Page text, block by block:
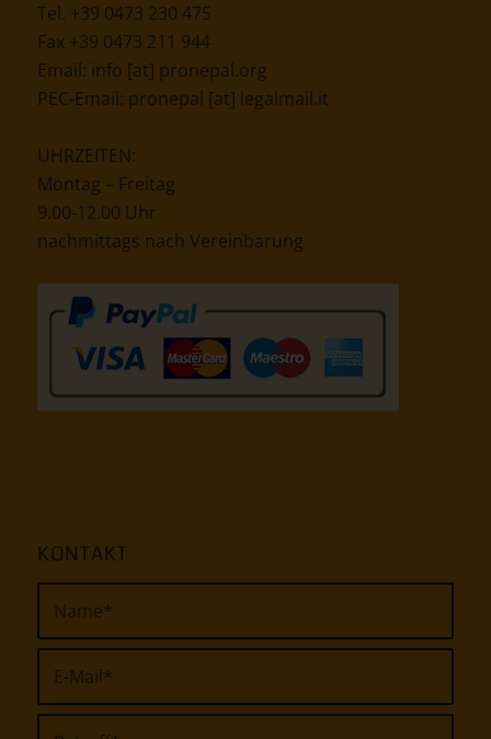
Tel. +39 0473 230 475
Fax +39 0473 211 944
Email: info [at] pronepal.org
PEC-Email: pronepal [at] legalmail.it
UHRZEITEN:
Montag – Freitag
9.00-12.00 Uhr
nachmittags nach Vereinbarung
KONTAKT